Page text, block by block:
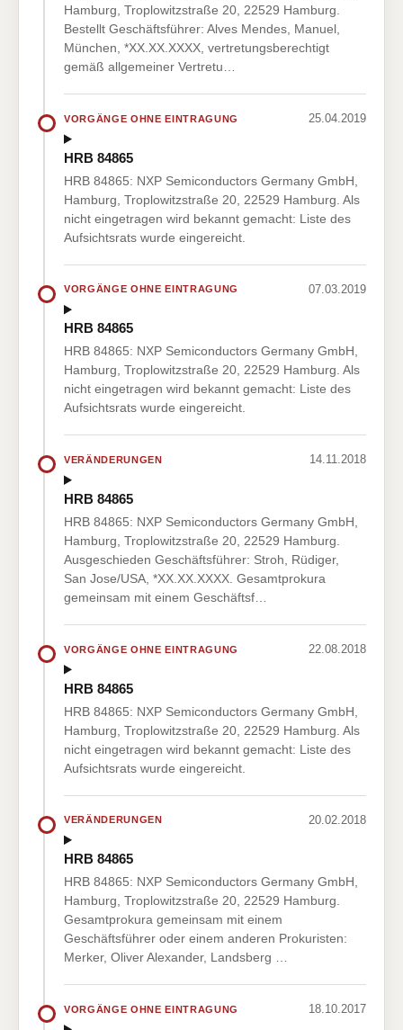
Hamburg, Troplowitzstraße 20, 22529 Hamburg.
Bestellt Geschäftsführer: Alves Mendes, Manuel,
München, *XX.XX.XXXX, vertretungsberechtigt
gemäß allgemeiner Vertretu…
VORGÄNGE OHNE EINTRAGUNG 25.04.2019
HRB 84865
HRB 84865: NXP Semiconductors Germany GmbH,
Hamburg, Troplowitzstraße 20, 22529 Hamburg. Als
nicht eingetragen wird bekannt gemacht: Liste des
Aufsichtsrats wurde eingereicht.
VORGÄNGE OHNE EINTRAGUNG 07.03.2019
HRB 84865
HRB 84865: NXP Semiconductors Germany GmbH,
Hamburg, Troplowitzstraße 20, 22529 Hamburg. Als
nicht eingetragen wird bekannt gemacht: Liste des
Aufsichtsrats wurde eingereicht.
VERÄNDERUNGEN 14.11.2018
HRB 84865
HRB 84865: NXP Semiconductors Germany GmbH,
Hamburg, Troplowitzstraße 20, 22529 Hamburg.
Ausgeschieden Geschäftsführer: Stroh, Rüdiger,
San Jose/USA, *XX.XX.XXXX. Gesamtprokura
gemeinsam mit einem Geschäftsf…
VORGÄNGE OHNE EINTRAGUNG 22.08.2018
HRB 84865
HRB 84865: NXP Semiconductors Germany GmbH,
Hamburg, Troplowitzstraße 20, 22529 Hamburg. Als
nicht eingetragen wird bekannt gemacht: Liste des
Aufsichtsrats wurde eingereicht.
VERÄNDERUNGEN 20.02.2018
HRB 84865
HRB 84865: NXP Semiconductors Germany GmbH,
Hamburg, Troplowitzstraße 20, 22529 Hamburg.
Gesamtprokura gemeinsam mit einem
Geschäftsführer oder einem anderen Prokuristen:
Merker, Oliver Alexander, Landsberg …
VORGÄNGE OHNE EINTRAGUNG 18.10.2017